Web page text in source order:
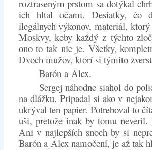
roztraseným prstom sa dotýkal
ich hltal očami. Desiatky, čo
ilegálnych výkonov, materiál,
Moskvy, keby každý z týchto
ono to tak nie je. Všetky,
Dvoch mužov, ktorí si týmito
Barón a Alex.
Sergej náhodne siahol do
na dlážku. Pripadal si ako v
ukrýval ten papier. Potreboval to
uši, pretože inak by tomu neveril.
Ani v najlepších snoch by si
Barón a Alex namočení, je až tak